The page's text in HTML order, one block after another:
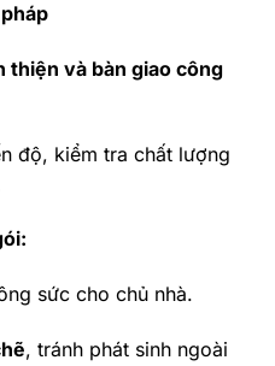
thiện và bàn giao công
độ, kiểm tra chất lượng
sức cho chủ nhà.
, tránh phát sinh ngoài